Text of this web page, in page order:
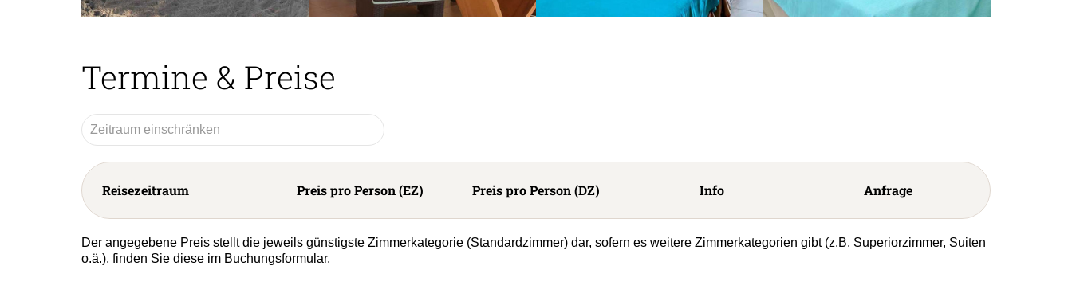
Termine & Preise
Reisezeitraum Preis pro Person (EZ) Preis pro Person (DZ) Info Anfrage
Der angegebene Preis stellt die jeweils günstigste Zimmerkategorie (Standardzimmer) dar, sofern es weitere Zimmerkategorien gibt (z.B. Superiorzimmer, Suiten
o.ä.), finden Sie diese im Buchungsformular.